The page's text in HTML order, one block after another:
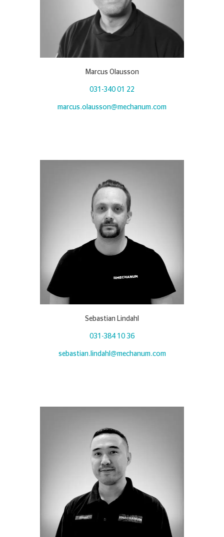
Marcus Olausson
031-340 01 22
marcus.olausson@mechanum.com
Sebastian Lindahl
031-384 10 36
sebastian.lindahl@mechanum.com